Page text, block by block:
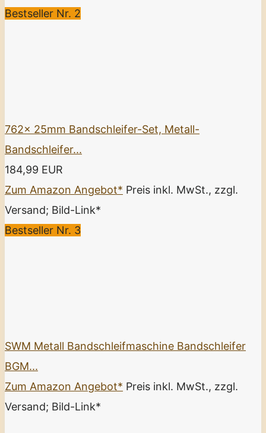
Bestseller Nr. 2
762x 25mm Bandschleifer-Set, Metall-
Bandschleifer...
184,99 EUR
Zum Amazon Angebot* Preis inkl. MwSt., zzgl.
Versand; Bild-Link*
Bestseller Nr. 3
SWM Metall Bandschleifmaschine Bandschleifer
BGM...
Zum Amazon Angebot* Preis inkl. MwSt., zzgl.
Versand; Bild-Link*